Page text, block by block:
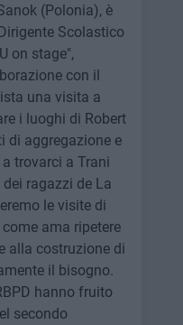
(Polonia), è
Scolastico
on stage",
con il
una visita a
i luoghi di Robert
di aggregazione e
trovarci a Trani
ragazzi de La
le visite di
ama ripetere
alla costruzione di
il bisogno.
hanno fruito
secondo